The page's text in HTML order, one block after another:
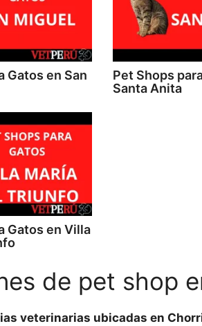
Gatos en San
Pet Shops
Santa Anita
Gatos en Villa
de pet shop
veterinarias ubicadas en